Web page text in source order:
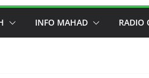
INFO MAHAD RADIO